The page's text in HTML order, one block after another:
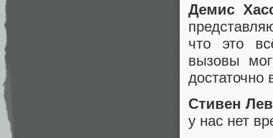
Демис
что это
вызовы
Стивен
у нас нет